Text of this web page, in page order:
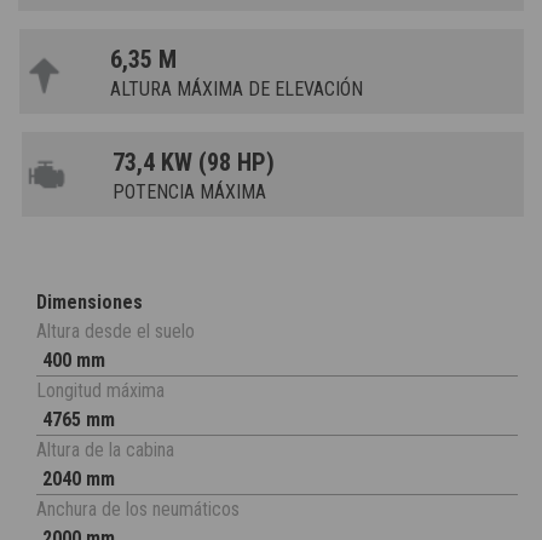
6,35 M
ALTURA MÁXIMA DE ELEVACIÓN
73,4 KW (98 HP)
POTENCIA MÁXIMA
Dimensiones
Altura desde el suelo
400 mm
Longitud máxima
4765 mm
Altura de la cabina
2040 mm
Anchura de los neumáticos